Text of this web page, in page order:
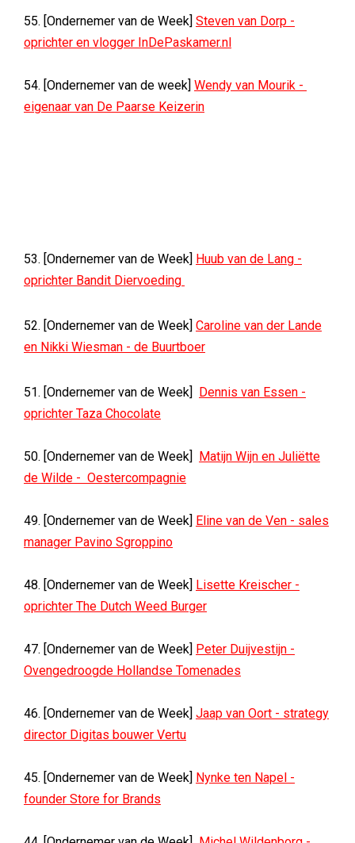
55. [Ondernemer van de Week] Steven van Dorp -
oprichter en vlogger InDePaskamer.nl
54. [Ondernemer van de week] Wendy van Mourik -
eigenaar van De Paarse Keizerin
53. [Ondernemer van de Week] Huub van de Lang -
oprichter Bandit Diervoeding
52. [Ondernemer van de Week] Caroline van der Lande
en Nikki Wiesman - de Buurtboer
51. [Ondernemer van de Week] Dennis van Essen -
oprichter Taza Chocolate
50. [Ondernemer van de Week] Matijn Wijn en Juliëtte
de Wilde - Oestercompagnie
49. [Ondernemer van de Week] Eline van de Ven - sales
manager Pavino Sgroppino
48. [Ondernemer van de Week] Lisette Kreischer -
oprichter The Dutch Weed Burger
47. [Ondernemer van de Week] Peter Duijvestijn -
Ovengedroogde Hollandse Tomenades
46. [Ondernemer van de Week] Jaap van Oort - strategy
director Digitas bouwer Vertu
45. [Ondernemer van de Week] Nynke ten Napel -
founder Store for Brands